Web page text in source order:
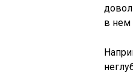
в нем